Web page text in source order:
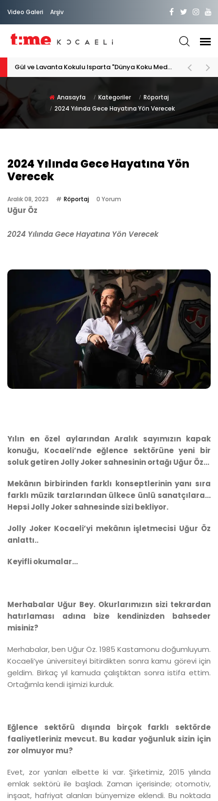
Video Galeri Arşiv
Gül ve Lavanta Kokulu Isparta "Dünya Koku Medeniyeti"
Anasayfa Kategoriler
Röportaj
2024 Yılında Gece Hayatına Yön Verecek
2024 Yılında Gece Hayatına Yön
Verecek
Aralık 08, 2023 Röportaj 0 Yorum
Uğur Öz
2024 Yılında Gece Hayatına Yön Verecek
Yılın en özel aylarından Aralık sayımızın kapak
konuğu, Kocaeli’nde eğlence sektörüne yeni bir
soluk getiren Jolly Joker sahnesinin ortağı Uğur Öz...
Mekânın birbirinden farklı konseptlerinin yanı sıra
farklı müzik tarzlarından ülkece ünlü sanatçılara...
Hepsi Jolly Joker sahnesinde sizi bekliyor.
Jolly Joker Kocaeli’yi mekânın işletmecisi Uğur Öz
anlattı..
Keyifli okumalar...
Merhabalar Uğur Bey. Okurlarımızın sizi tekrardan
hatırlaması adına bize kendinizden bahseder
misiniz?
Merhabalar, ben Uğur Öz. 1985 Kastamonu doğumluyum.
Kocaeli’ye üniversiteyi bitirdikten sonra kamu görevi için
geldim. Birkaç yıl kamuda çalıştıktan sonra istifa ettim.
Ortağımla kendi işimizi kurduk.
Eğlence sektörü dışında birçok farklı sektörde
faaliyetleriniz mevcut. Bu kadar yoğunluk sizin için
zor olmuyor mu?
Evet, zor yanları elbette ki var. Şirketimiz, 2015 yılında
emlak sektörü ile başladı. Zaman içerisinde; otomotiv,
inşaat, hafriyat alanları bünyemize eklendi. Bu noktada